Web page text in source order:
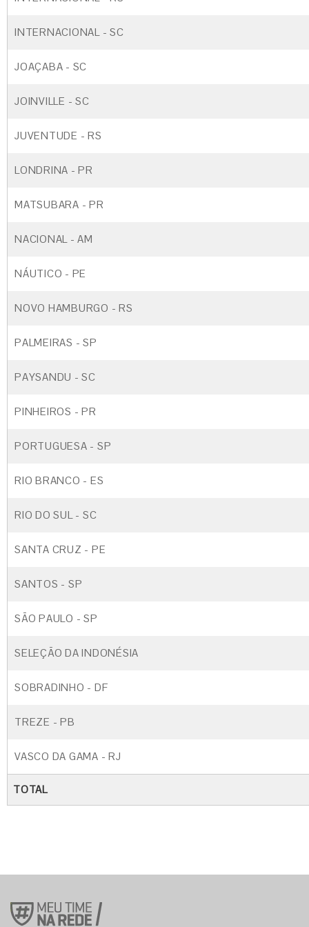
INTERNACIONAL - SC
JOAÇABA - SC
JOINVILLE - SC
JUVENTUDE - RS
LONDRINA - PR
MATSUBARA - PR
NACIONAL - AM
NÁUTICO - PE
NOVO HAMBURGO - RS
PALMEIRAS - SP
PAYSANDU - SC
PINHEIROS - PR
PORTUGUESA - SP
RIO BRANCO - ES
RIO DO SUL - SC
SANTA CRUZ - PE
SANTOS - SP
SÃO PAULO - SP
SELEÇÃO DA INDONÉSIA
SOBRADINHO - DF
TREZE - PB
VASCO DA GAMA - RJ
TOTAL